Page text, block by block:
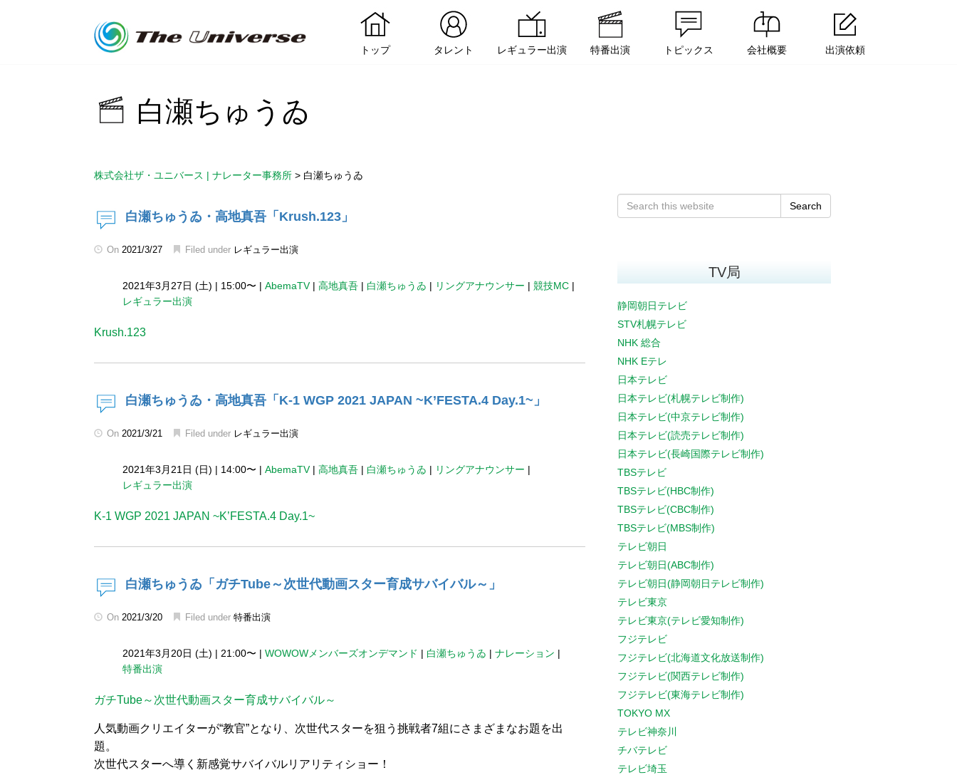
トップ タレント レギュラー出演 特番出演 トピックス 会社概要 出演依頼
白瀬ちゅうゐ
株式会社ザ・ユニバース | ナレーター事務所 > 白瀬ちゅうゐ
白瀬ちゅうゐ・高地真吾「Krush.123」
On 2021/3/27 Filed under レギュラー出演
2021年3月27日 (土) | 15:00〜 | AbemaTV| 高地真吾 | 白瀬ちゅうゐ | リングアナウンサー | 競技MC |
レギュラー出演
Krush.123
白瀬ちゅうゐ・高地真吾「K-1 WGP 2021 JAPAN ~K’FESTA.4 Day.1~」
On 2021/3/21 Filed under レギュラー出演
2021年3月21日 (日) | 14:00〜 | AbemaTV| 高地真吾 | 白瀬ちゅうゐ | リングアナウンサー |
レギュラー出演
K-1 WGP 2021 JAPAN ~K’FESTA.4 Day.1~
白瀬ちゅうゐ「ガチTube～次世代動画スター育成サバイバル～」
On 2021/3/20 Filed under 特番出演
2021年3月20日 (土) | 21:00〜 | WOWOWメンバーズオンデマンド | 白瀬ちゅうゐ | ナレーション |
特番出演
ガチTube～次世代動画スター育成サバイバル～
人気動画クリエイターが“教官”となり、次世代スターを狙う挑戦者7組にさまざまなお題を出
題。
次世代スターへ導く新感覚サバイバルリアリティショー！
Search
TV局
静岡朝日テレビ
STV札幌テレビ
NHK 総合
NHK Eテレ
日本テレビ
日本テレビ(札幌テレビ制作)
日本テレビ(中京テレビ制作)
日本テレビ(読売テレビ制作)
日本テレビ(長崎国際テレビ制作)
TBSテレビ
TBSテレビ(HBC制作)
TBSテレビ(CBC制作)
TBSテレビ(MBS制作)
テレビ朝日
テレビ朝日(ABC制作)
テレビ朝日(静岡朝日テレビ制作)
テレビ東京
テレビ東京(テレビ愛知制作)
フジテレビ
フジテレビ(北海道文化放送制作)
フジテレビ(関西テレビ制作)
フジテレビ(東海テレビ制作)
TOKYO MX
テレビ神奈川
チバテレビ
テレビ埼玉